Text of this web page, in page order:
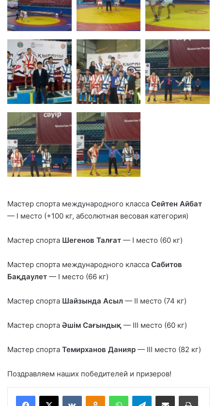
Мастер спорта международного класса Сейтен Айбат
— І место (+100 кг, абсолютная весовая категория)
Мастер спорта Шегенов Талғат — І место (60 кг)
Мастер спорта международного класса Сабитов
Бақдаулет — І место (66 кг)
Мастер спорта Шайзында Асыл — ІІ место (74 кг)
Мастер спорта Әшім Сағындық — ІІІ место (60 кг)
Мастер спорта Темирханов Данияр — ІІІ место (82 кг)
Поздравляем наших победителей и призеров!
Telegram